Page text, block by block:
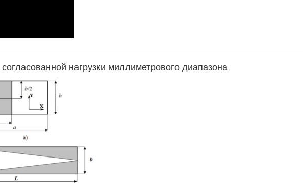
нагрузки миллиметрового диапазона